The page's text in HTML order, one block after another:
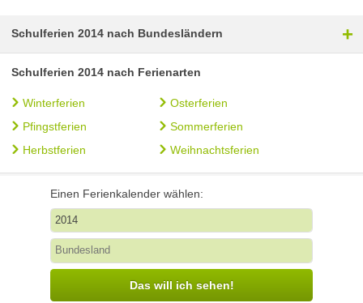
Schulferien 2014 nach Bundesländern +
Schulferien 2014 nach Ferienarten
Winterferien
Osterferien
Pfingstferien
Sommerferien
Herbstferien
Weihnachtsferien
Einen Ferienkalender wählen:
Das will ich sehen!